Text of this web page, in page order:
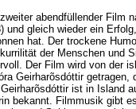
abendfüllender Film
und gleich wieder ein
hat. Der trockene
der Menschen und
Der Film wird von der
Geirharõsdóttir getragen,
ist in Island
bekannt. Filmmusik gibt